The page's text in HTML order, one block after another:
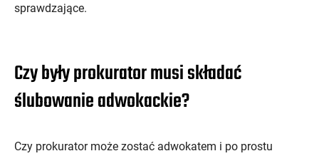
sprawdzające.
Czy były prokurator musi składać
ślubowanie adwokackie?
Czy prokurator może zostać adwokatem i po prostu